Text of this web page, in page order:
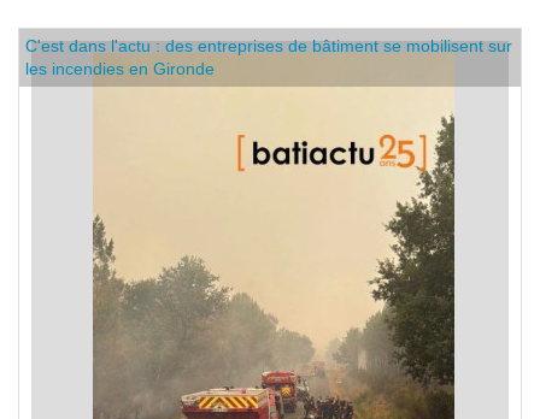
C'est dans l'actu : des entreprises de bâtiment se mobilisent sur
les incendies en Gironde